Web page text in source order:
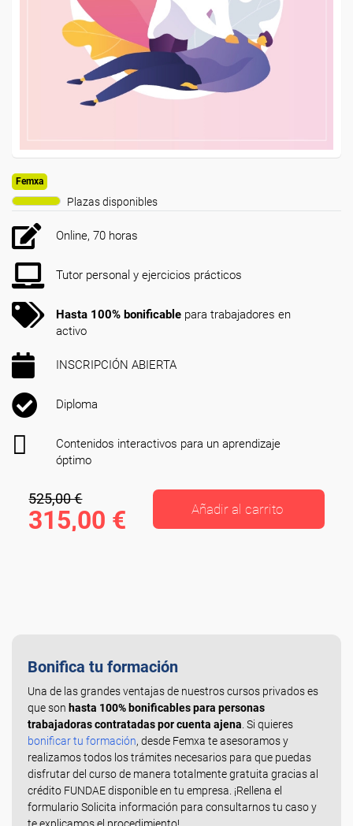
Femxa
Plazas disponibles
Online, 70 horas
Tutor personal y ejercicios prácticos
Hasta 100% bonificable para trabajadores en
activo
INSCRIPCIÓN ABIERTA
Diploma
Contenidos interactivos para un aprendizaje
óptimo
525,00 €
315,00 € Añadir al carrito
Bonifica tu formación
Una de las grandes ventajas de nuestros cursos privados es
que son hasta 100% bonificables para personas
trabajadoras contratadas por cuenta ajena . Si quieres
bonificar tu formación, desde Femxa te asesoramos y
realizamos todos los trámites necesarios para que puedas
disfrutar del curso de manera totalmente gratuita gracias al
crédito FUNDAE disponible en tu empresa. ¡Rellena el
formulario Solicita información para consultarnos tu caso y